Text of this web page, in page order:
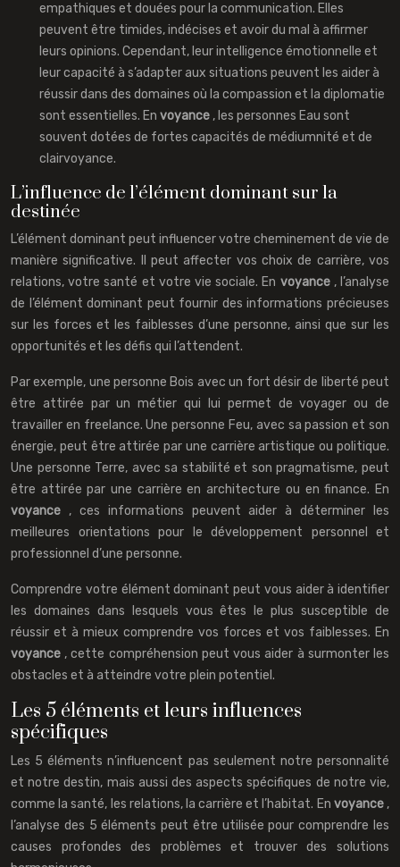
empathiques et douées pour la communication. Elles
peuvent être timides, indécises et avoir du mal à affirmer
leurs opinions. Cependant, leur intelligence émotionnelle et
leur capacité à s’adapter aux situations peuvent les aider à
réussir dans des domaines où la compassion et la diplomatie
sont essentielles. En voyance , les personnes Eau sont
souvent dotées de fortes capacités de médiumnité et de
clairvoyance.
L’influence de l’élément dominant sur la
destinée
L’élément dominant peut influencer votre cheminement de vie de
manière significative. Il peut affecter vos choix de carrière, vos
relations, votre santé et votre vie sociale. En voyance , l’analyse
de l’élément dominant peut fournir des informations précieuses
sur les forces et les faiblesses d’une personne, ainsi que sur les
opportunités et les défis qui l’attendent.
Par exemple, une personne Bois avec un fort désir de liberté peut
être attirée par un métier qui lui permet de voyager ou de
travailler en freelance. Une personne Feu, avec sa passion et son
énergie, peut être attirée par une carrière artistique ou politique.
Une personne Terre, avec sa stabilité et son pragmatisme, peut
être attirée par une carrière en architecture ou en finance. En
voyance , ces informations peuvent aider à déterminer les
meilleures orientations pour le développement personnel et
professionnel d’une personne.
Comprendre votre élément dominant peut vous aider à identifier
les domaines dans lesquels vous êtes le plus susceptible de
réussir et à mieux comprendre vos forces et vos faiblesses. En
voyance , cette compréhension peut vous aider à surmonter les
obstacles et à atteindre votre plein potentiel.
Les 5 éléments et leurs influences
spécifiques
Les 5 éléments n’influencent pas seulement notre personnalité
et notre destin, mais aussi des aspects spécifiques de notre vie,
comme la santé, les relations, la carrière et l’habitat. En voyance ,
l’analyse des 5 éléments peut être utilisée pour comprendre les
causes profondes des problèmes et trouver des solutions